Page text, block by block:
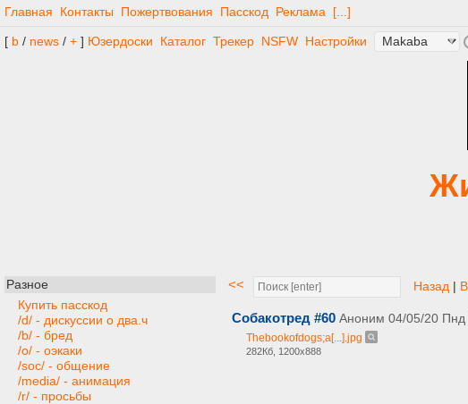
Главная Контакты Пожертвования Пасскод Реклама [...]
[ b / news / + ] Юзердоски Каталог Трекер NSFW Настройки
Разное
Купить пасскод
/d/ - дискуссии о два.ч
/b/ - бред
/o/ - оэкаки
/soc/ - общение
/media/ - анимация
/r/ - просьбы
<< Назад
Собакотред #60 Аноним 04/05/20 Пнд
Thebookofdogs;a[...].jpg
282Кб, 1200x888